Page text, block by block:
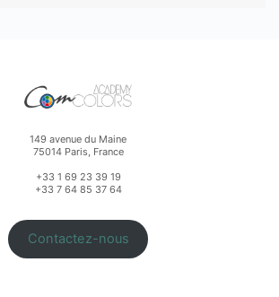
149 avenue du Maine
75014 Paris, France
+33 1 69 23 39 19
+33 7 64 85 37 64
Contactez-nous